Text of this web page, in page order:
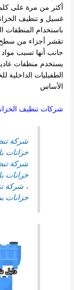
أكثر من مرة على
غسيل و تنظيف
باستخدام المنظفات
تقشر أجزاء من سطح
جانب أنها تسبب
يستخدم منظفات
الطفيليات الداخلية
الأساس
شركات تنظيف
شركة
خزانات
شركة
خزانات
،شركة
خزانات